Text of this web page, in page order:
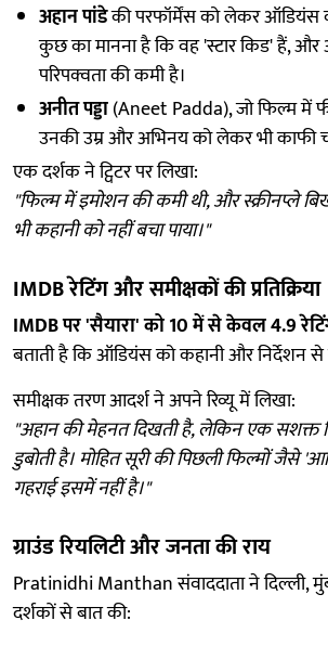
अहान पांडेकी परफॉर्मेंस को लेकर ऑडियंस
कुछ का मानना है कि वह 'स्टार किड' हैं,
परिपक्वता की कमी है।
अनीत पड्डा(Aneet Padda), जो फिल्म में
उनकी उम्र और अभिनय को लेकर भी काफी
एक दर्शक ने ट्विटर पर लिखा:
"फिल्म में इमोशन की कमी थी, और स्क्रीनप्ले
भी कहानी को नहीं बचा पाया।"
IMDB रेटिंग और समीक्षकों की प्रतिक्रिया
IMDB पर 'सैयारा' को 10 में से केवल 4.9
बताती है कि ऑडियंस को कहानी और निर्देशन से
समीक्षक तरण आदर्श ने अपने रिव्यू में लिखा:
"अहान की मेहनत दिखती है, लेकिन एक सशक्त
डुबोती है। मोहित सूरी की पिछली फिल्मों जैसे
गहराई इसमें नहीं है।"
ग्राउंड रियलिटी और जनता की राय
Pratinidhi Manthan संवाददाता ने
दर्शकों से बात की: